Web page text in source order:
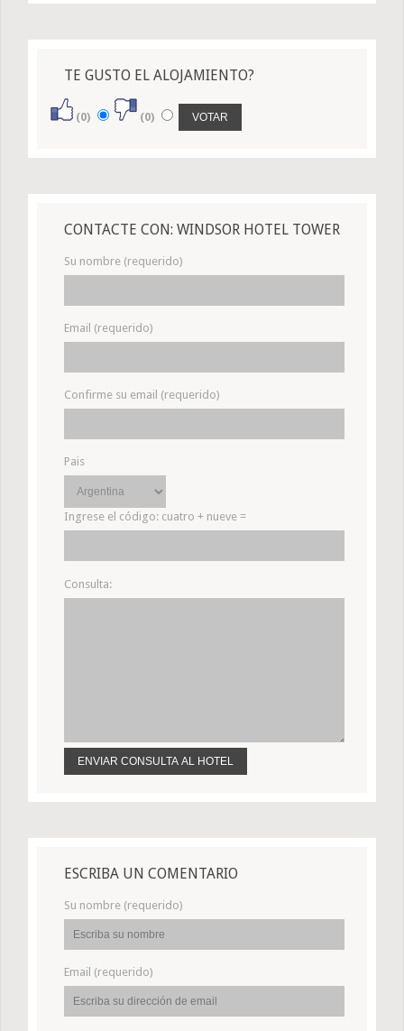
TE GUSTO EL ALOJAMIENTO?
(0) (0)
CONTACTE CON: WINDSOR HOTEL TOWER
Su nombre (requerido)
Email (requerido)
Confirme su email (requerido)
Pais
Ingrese el código: cuatro + nueve =
Consulta:
ESCRIBA UN COMENTARIO
Su nombre (requerido)
Email (requerido)